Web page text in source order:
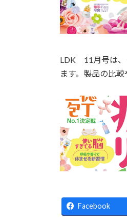
LDK 11月号は、
ます。製品の比
Facebook